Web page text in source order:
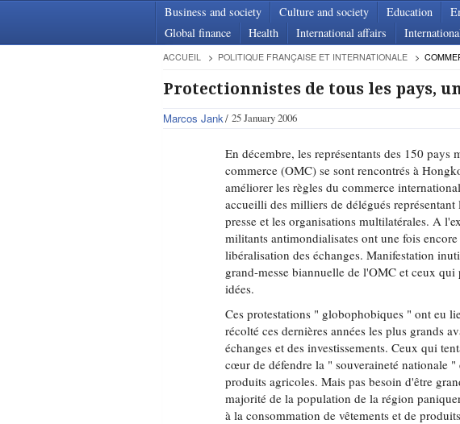
Business and society Culture and society Education
Global finance
Health International affairs
ACCUEIL POLITIQUE FRANÇAISE ET INTERNATIONALE
Protectionnistes de tous les pays,
Marcos Jank 25 January 2006
En décembre, les représentants des 150
commerce (OMC) se sont rencontrés à
améliorer les règles du commerce
accueilli des milliers de délégués
presse et les organisations multilatérales. A
militants antimondialisates ont une fois
libéralisation des échanges. Manifestation
grand-messe biannuelle de l'OMC et ceux qui
idées.
Ces protestations " globophobiques " ont eu
récolté ces dernières années les plus grands
échanges et des investissements. Ceux qui
cœur de défendre la " souveraineté nationale
produits agricoles. Mais pas besoin d'être
majorité de la population de la région
à la consommation de vêtements et de